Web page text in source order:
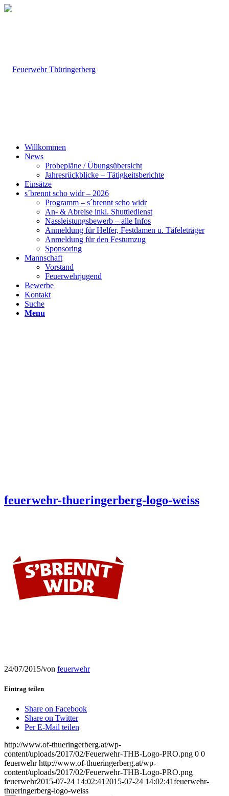
Willkommen
News
Probepläne / Übungsübersicht
Jahresrückblicke – Tätigkeitsberichte
Einsätze
s´brennt scho widr – 2026
Programm – s´brennt scho widr
An- & Abreise inkl. Shuttledienst
Nassleistungsbewerb – alle Infos
Anmeldung für Helfer, Festdamen u. Täfeleträger
Anmeldung für den Festumzug
Sponsoring
Mannschaft
Vorstand
Feuerwehrjugend
Bewerbe
Kontakt
Suche
Menu
feuerwehr-thueringerberg-logo-weiss
24/07/2015/von feuerwehr
Eintrag teilen
Share on Facebook
Share on Twitter
Per E-Mail teilen
http://www.of-thueringerberg.at/wp-
content/uploads/2017/02/Feuerwehr-THB-Logo-PRO.png 0 0
feuerwehr http://www.of-thueringerberg.at/wp-
content/uploads/2017/02/Feuerwehr-THB-Logo-PRO.png
feuerwehr2015-07-24 14:02:41 2015-07-24 14:02:41feuerwehr-
thueringerberg-logo-weiss